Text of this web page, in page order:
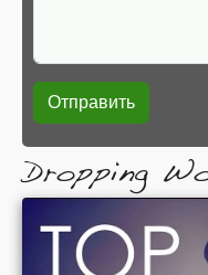
Dropping